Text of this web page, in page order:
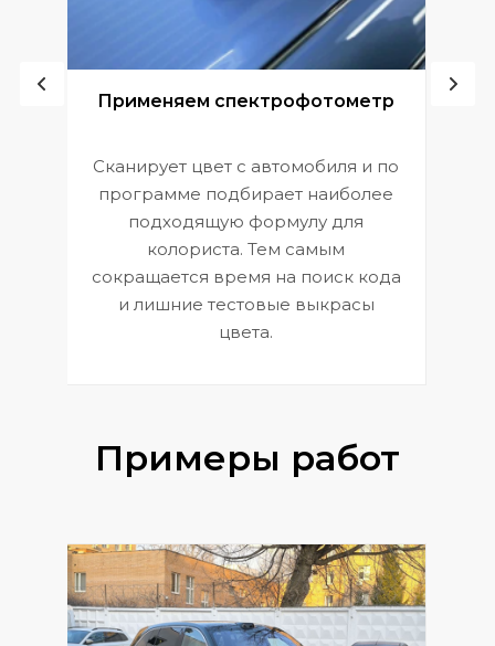
Применяем спектрофотометр
Сканирует цвет с автомобиля и по
программе подбирает наиболее
подходящую формулу для
колориста. Тем самым
сокращается время на поиск кода
и лишние тестовые выкрасы
цвета.
Примеры работ